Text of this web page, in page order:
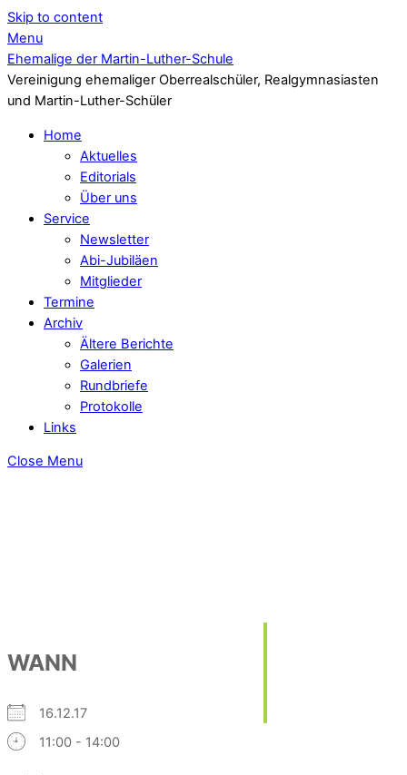
Skip to content
Menu
Ehemalige der Martin-Luther-Schule
Vereinigung ehemaliger Oberrealschüler, Realgymnasiasten
und Martin-Luther-Schüler
Home
Aktuelles
Editorials
Über uns
Service
Newsletter
Abi-Jubiläen
Mitglieder
Termine
Archiv
Ältere Berichte
Galerien
Rundbriefe
Protokolle
Links
Close Menu
WANN
16.12.17
11:00 - 14:00